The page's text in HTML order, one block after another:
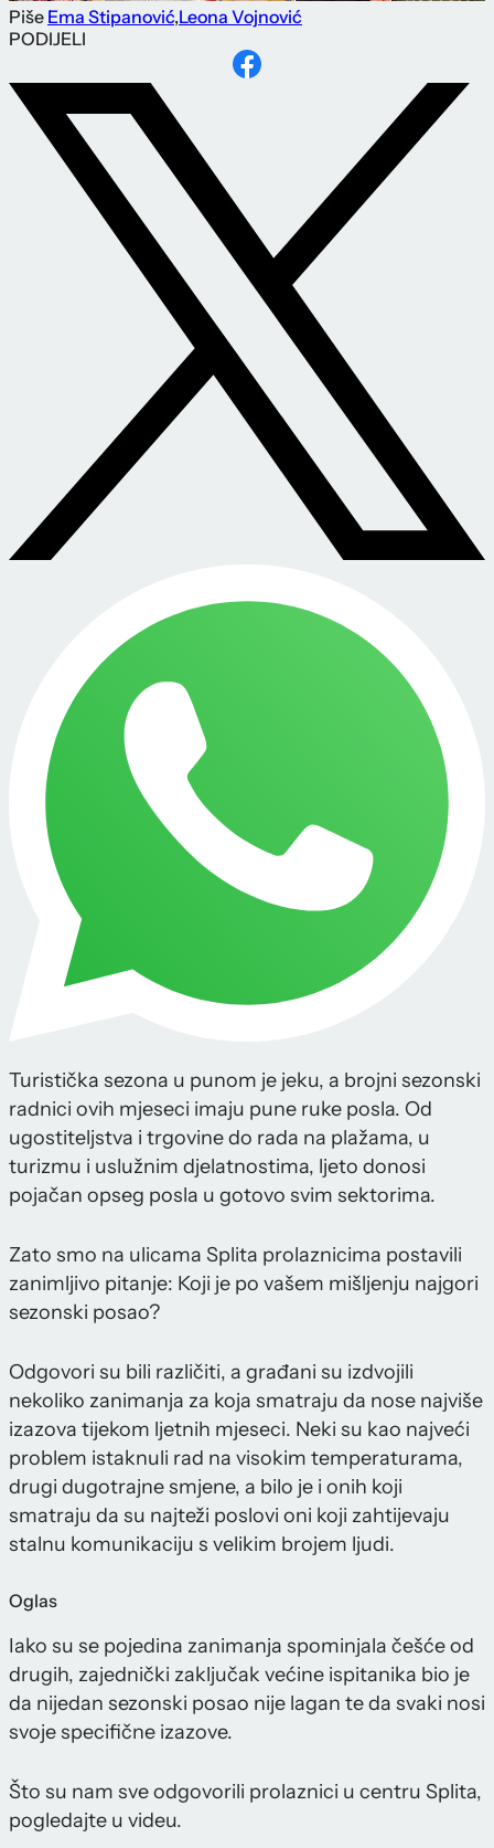
Piše Ema Stipanović,Leona Vojnović
PODIJELI
Turistička sezona u punom je jeku, a brojni sezonski
radnici ovih mjeseci imaju pune ruke posla. Od
ugostiteljstva i trgovine do rada na plažama, u
turizmu i uslužnim djelatnostima, ljeto donosi
pojačan opseg posla u gotovo svim sektorima.
Zato smo na ulicama Splita prolaznicima postavili
zanimljivo pitanje: Koji je po vašem mišljenju najgori
sezonski posao?
Odgovori su bili različiti, a građani su izdvojili
nekoliko zanimanja za koja smatraju da nose najviše
izazova tijekom ljetnih mjeseci. Neki su kao najveći
problem istaknuli rad na visokim temperaturama,
drugi dugotrajne smjene, a bilo je i onih koji
smatraju da su najteži poslovi oni koji zahtijevaju
stalnu komunikaciju s velikim brojem ljudi.
Oglas
Iako su se pojedina zanimanja spominjala češće od
drugih, zajednički zaključak većine ispitanika bio je
da nijedan sezonski posao nije lagan te da svaki nosi
svoje specifične izazove.
Što su nam sve odgovorili prolaznici u centru Splita,
pogledajte u videu.